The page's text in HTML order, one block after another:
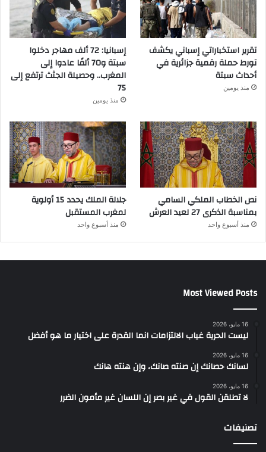
تقرير استخباراتي إسباني يكشف
تورط حملة رقمية جزائرية في
أحداث سبتة
منذ يومين
إسبانيا: 72 ألف مهاجر دخلوا
سبتة و70 ألفًا عادوا إلى
المغرب.. وحصيلة الجثث ترتفع إلى
75
منذ يومين
نص الخطاب الملكي السامي
بمناسبة الذكرى 27 لعيد العرش
منذ أسبوع واحد
جلالة الملك يحدد 15 أولوية
لمغرب المستقبل
منذ أسبوع واحد
Most Viewed Posts
16 مايو، 2026
ليست الحرية غياب الالتزامات انما القدرة على اختيار ما هو أفضل
16 مايو، 2026
لسانك حصانك إن صنته صانك، وإن هنته هانك
16 مايو، 2026
لا تطلقن القول في غير بصر إن اللسان غير مأمون الضرر
تصنيفات